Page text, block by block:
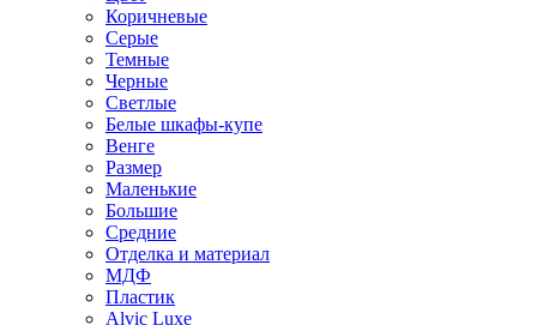
Коричневые
Серые
Темные
Черные
Светлые
Белые шкафы-купе
Венге
Размер
Маленькие
Большие
Средние
Отделка и материал
МДФ
Пластик
Alvic Luxe